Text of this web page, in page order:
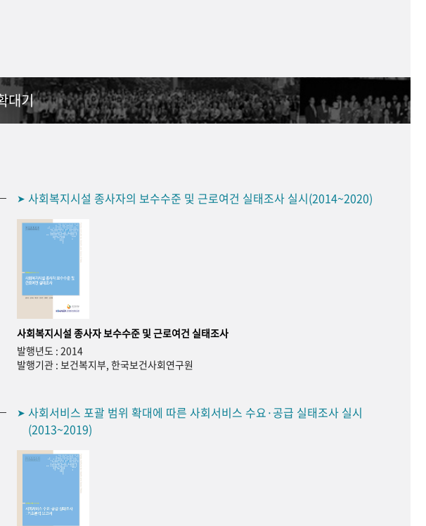
대기
➤ 사회복지시설 종사자의 보수수준 및 근로여건 실태조사 실시(2014~2020)
사회복지시설 종사자 보수수준 및 근로여건 실태조사
발행년도 : 2014
발행기관 : 보건복지부, 한국보건사회연구원
➤ 사회서비스 포괄 범위 확대에 따른 사회서비스 수요·공급 실태조사 실시
(2013~2019)